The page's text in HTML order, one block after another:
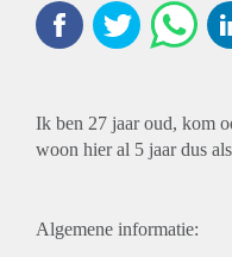
Ik ben 27 jaar oud, kom
woon hier al 5 jaar dus
Algemene informatie: